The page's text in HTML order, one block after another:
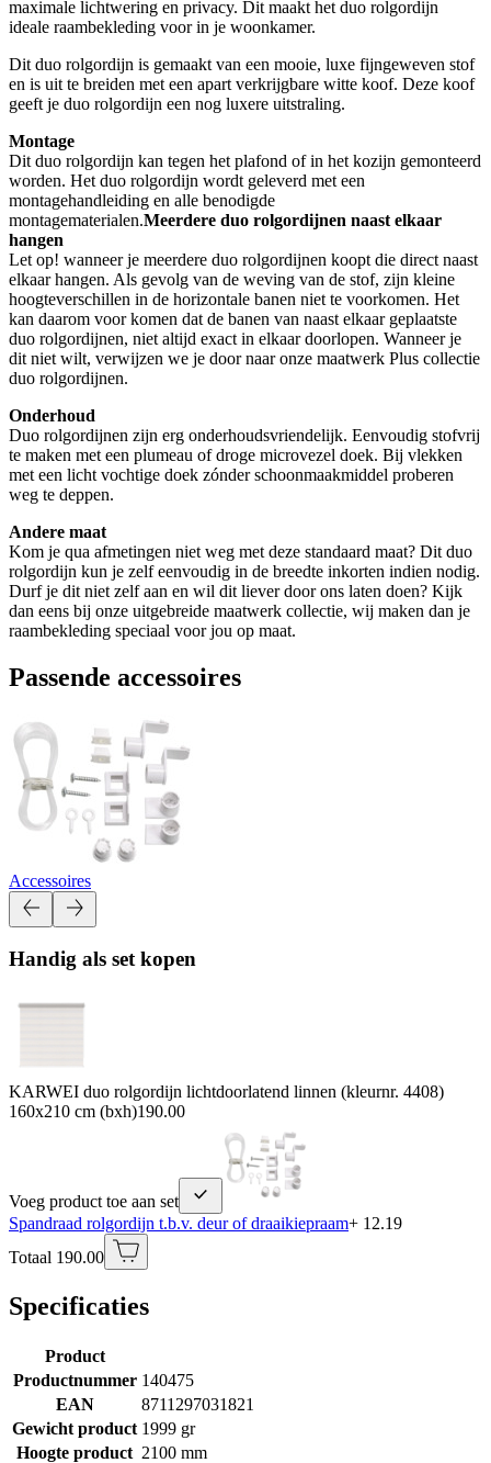
maximale lichtwering en privacy. Dit maakt het duo rolgordijn
ideale raambekleding voor in je woonkamer.
Dit duo rolgordijn is gemaakt van een mooie, luxe fijngeweven stof
en is uit te breiden met een apart verkrijgbare witte koof. Deze koof
geeft je duo rolgordijn een nog luxere uitstraling.
Montage
Dit duo rolgordijn kan tegen het plafond of in het kozijn gemonteerd
worden. Het duo rolgordijn wordt geleverd met een
montagehandleiding en alle benodigde
montagematerialen.Meerdere duo rolgordijnen naast elkaar
hangen
Let op! wanneer je meerdere duo rolgordijnen koopt die direct naast
elkaar hangen. Als gevolg van de weving van de stof, zijn kleine
hoogteverschillen in de horizontale banen niet te voorkomen. Het
kan daarom voor komen dat de banen van naast elkaar geplaatste
duo rolgordijnen, niet altijd exact in elkaar doorlopen. Wanneer je
dit niet wilt, verwijzen we je door naar onze maatwerk Plus collectie
duo rolgordijnen.
Onderhoud
Duo rolgordijnen zijn erg onderhoudsvriendelijk. Eenvoudig stofvrij
te maken met een plumeau of droge microvezel doek. Bij vlekken
met een licht vochtige doek zónder schoonmaakmiddel proberen
weg te deppen.
Andere maat
Kom je qua afmetingen niet weg met deze standaard maat? Dit duo
rolgordijn kun je zelf eenvoudig in de breedte inkorten indien nodig.
Durf je dit niet zelf aan en wil dit liever door ons laten doen? Kijk
dan eens bij onze uitgebreide maatwerk collectie, wij maken dan je
raambekleding speciaal voor jou op maat.
Passende accessoires
Accessoires
Handig als set kopen
KARWEI duo rolgordijn lichtdoorlatend linnen (kleurnr. 4408)
160x210 cm (bxh)190.00
Voeg product toe aan set
Spandraad rolgordijn t.b.v. deur of draaikiepraam+ 12.19
Totaal 190.00
Specificaties
Product
Productnummer 140475
EAN
8711297031821
Gewicht product 1999 gr
Hoogte product 2100 mm